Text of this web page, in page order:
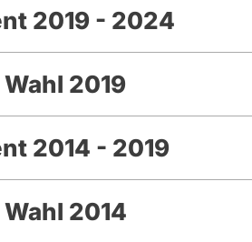
2019 - 2024
2019
2014 - 2019
2014